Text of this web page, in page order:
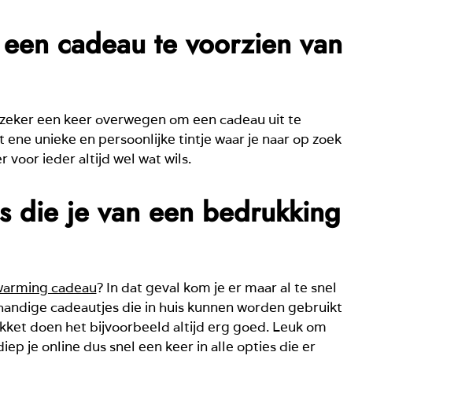
cadeau te voorzien van
een keer overwegen om een cadeau uit te
unieke en persoonlijke tintje waar je naar op zoek
voor ieder altijd wel wat wils.
die je van een bedrukking
cadeau? In dat geval kom je er maar al te snel
cadeautjes die in huis kunnen worden gebruikt
doen het bijvoorbeeld altijd erg goed. Leuk om
je online dus snel een keer in alle opties die er